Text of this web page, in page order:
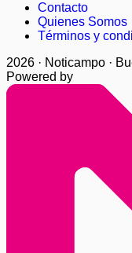
Contacto
Quienes Somos
Términos y
2026 · Noticampo ·
Powered by